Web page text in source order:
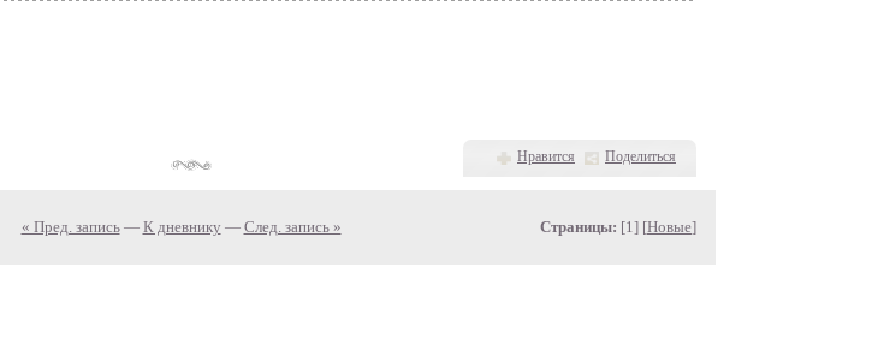
Нравится Поделиться
« Пред. запись— К дневнику — След. запись » Страницы: [1] [Новые]